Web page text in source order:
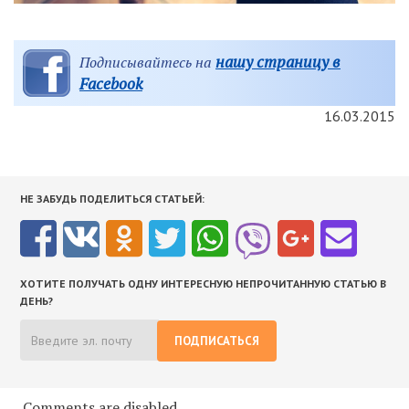
Подписывайтесь на нашу страницу в
Facebook
16.03.2015
НЕ ЗАБУДЬ ПОДЕЛИТЬСЯ СТАТЬЕЙ:
ХОТИТЕ ПОЛУЧАТЬ ОДНУ ИНТЕРЕСНУЮ НЕПРОЧИТАННУЮ СТАТЬЮ В
ДЕНЬ?
ПОДПИСАТЬСЯ